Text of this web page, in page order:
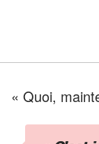
« Quoi,